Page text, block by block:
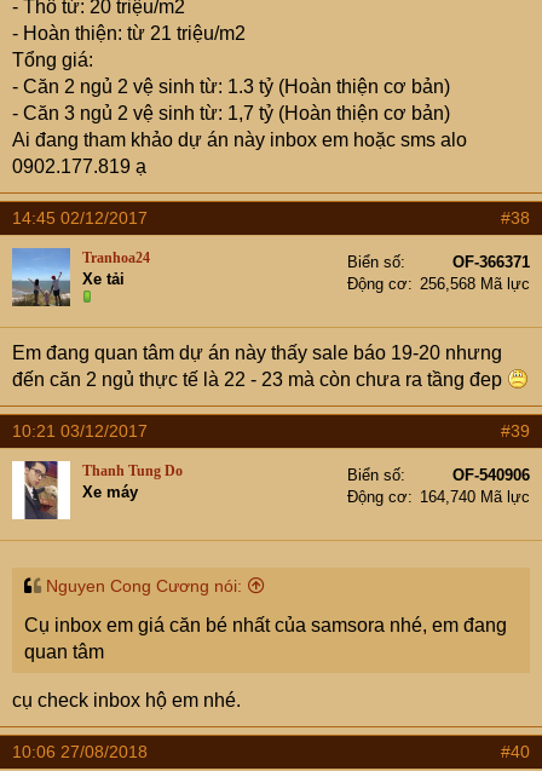
- Thô từ: 20 triệu/m2
- Hoàn thiện: từ 21 triệu/m2
Tổng giá:
- Căn 2 ngủ 2 vệ sinh từ: 1.3 tỷ (Hoàn thiện cơ bản)
- Căn 3 ngủ 2 vệ sinh từ: 1,7 tỷ (Hoàn thiện cơ bản)
Ai đang tham khảo dự án này inbox em hoặc sms alo
0902.177.819 ạ
14:45 02/12/2017 #38
Tranhoa24
Xe tải
Biển số
OF-366371
Động cơ
256,568 Mã lực
Em đang quan tâm dự án này thấy sale báo 19-20 nhưng
đến căn 2 ngủ thực tế là 22 - 23 mà còn chưa ra tầng đep
10:21 03/12/2017 #39
Thanh Tung Do
Xe máy
Biển số
OF-540906
Động cơ
164,740 Mã lực
Nguyen Cong Cương nói:
Cụ inbox em giá căn bé nhất của samsora nhé, em đang
quan tâm
cụ check inbox hộ em nhé.
10:06 27/08/2018 #40